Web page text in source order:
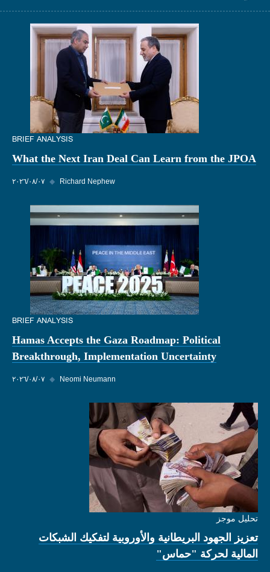
BRIEF ANALYSIS
What the Next Iran Deal Can Learn from the JPOA
٠٧‏/٠٨‏/٢٠٢٦ ◆ Richard Nephew
BRIEF ANALYSIS
Hamas Accepts the Gaza Roadmap: Political
Breakthrough, Implementation Uncertainty
٠٧‏/٠٨‏/٢٠٢٦ ◆ Neomi Neumann
تحليل موجز
تعزيز الجهود البريطانية والأوروبية لتفكيك الشبكات
المالية لحركة "حماس"